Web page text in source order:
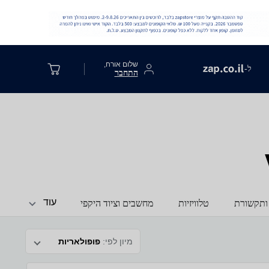
ל- שלום אורח,
התחבר
ותקשורת טלוויזיות מחשבים וציוד היקפי עוד
מיון לפי: פופולאריות